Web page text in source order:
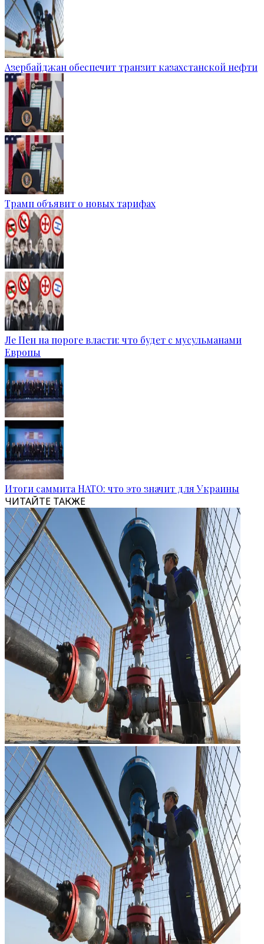
Азербайджан обеспечит транзит казахстанской нефти
Трамп объявит о новых тарифах
Ле Пен на пороге власти: что будет с мусульманами
Европы
Итоги саммита НАТО: что это значит для Украины
ЧИТАЙТЕ ТАКЖЕ